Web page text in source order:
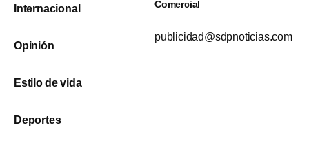
Internacional
Opinión
Estilo de vida
Deportes
Comercial
publicidad@sdpnoticias.com